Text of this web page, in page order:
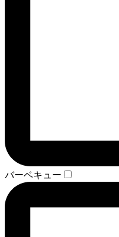
バーベキュー